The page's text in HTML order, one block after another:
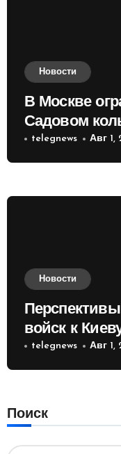
Новости
В Москве
Садовом
telegnews Авг 1,
Новости
войск к
России
telegnews Авг 1,
Поиск